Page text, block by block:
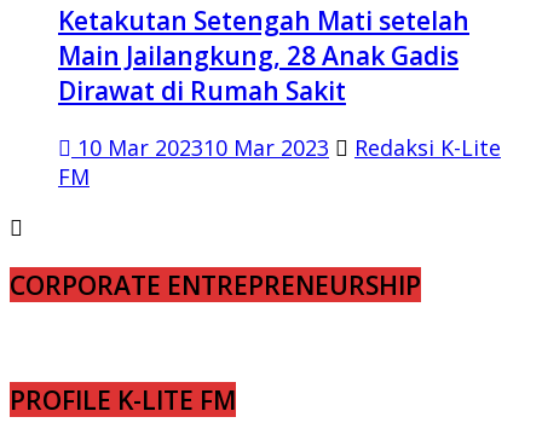
Ketakutan Setengah Mati setelah
Main Jailangkung, 28 Anak Gadis
Dirawat di Rumah Sakit
10 Mar 202310 Mar 2023
Redaksi K-Lite
FM
CORPORATE ENTREPRENEURSHIP
PROFILE K-LITE FM